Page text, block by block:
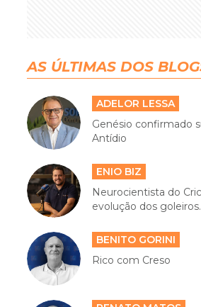
AS ÚLTIMAS DOS
ADELOR LESSA
Genésio confirmado
Antídio
ENIO BIZ
Neurocientista do
evolução dos
BENITO GORINI
Rico com Creso